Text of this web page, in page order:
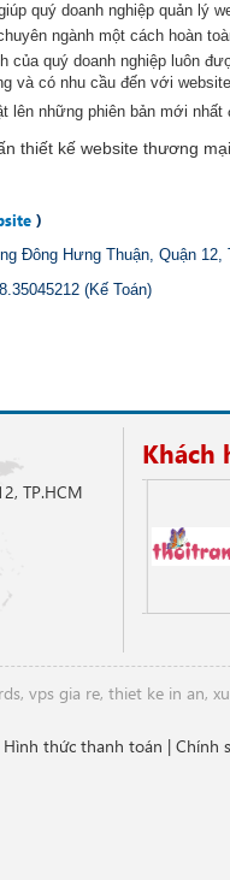
quý doanh nghiệp quản lý
ngành một cách hoàn
của quý doanh nghiệp luôn
và có nhu cầu đến với
lên những phiên bản mới nhất
thiết kế website thương
)
Đông Hưng Thuận, Quận 12,
(Kế Toán)
TP.HCM
Khách
, vps gia re, thiet ke in an,
Hình thức thanh toán | Chính